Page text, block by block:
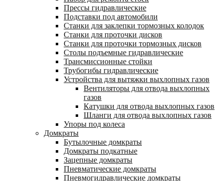
Прессы гидравлические
Подставки под автомобили
Станки для заклепки тормозных колодок
Станки для проточки дисков
Станки для проточки тормозных дисков
Столы подъемные гидравлические
Трансмиссионные стойки
Трубогибы гидравлические
Устройства для вытяжки выхлопных газов
Вентиляторы для отвода выхлопных
газов
Катушки для отвода выхлопных газов
Шланги для отвода выхлопных газов
Упоры под колеса
Домкраты
Бутылочные домкраты
Домкраты подкатные
Зацепные домкраты
Пневматические домкраты
Пневмогидравлические домкраты